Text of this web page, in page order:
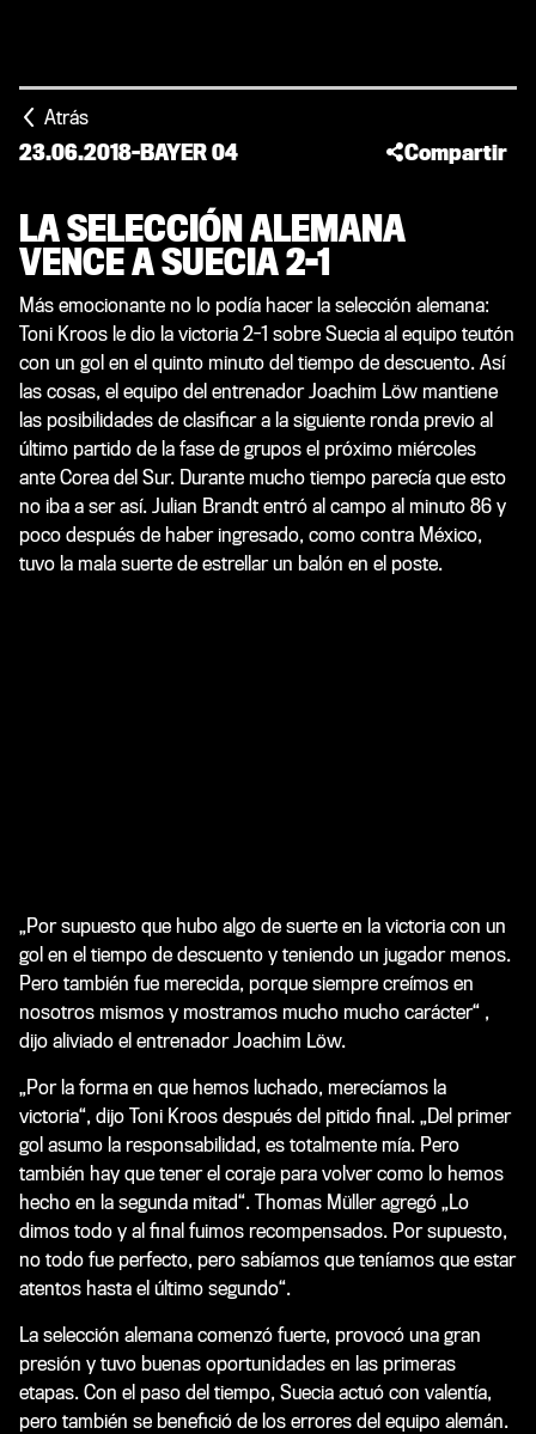
Atrás
23.06.2018-BAYER 04 Compartir
LA SELECCIÓN ALEMANA
VENCE A SUECIA 2-1
Más emocionante no lo podía hacer la selección alemana:
Toni Kroos le dio la victoria 2-1 sobre Suecia al equipo teutón
con un gol en el quinto minuto del tiempo de descuento. Así
las cosas, el equipo del entrenador Joachim Löw mantiene
las posibilidades de clasificar a la siguiente ronda previo al
último partido de la fase de grupos el próximo miércoles
ante Corea del Sur. Durante mucho tiempo parecía que esto
no iba a ser así. Julian Brandt entró al campo al minuto 86 y
poco después de haber ingresado, como contra México,
tuvo la mala suerte de estrellar un balón en el poste.
„Por supuesto que hubo algo de suerte en la victoria con un
gol en el tiempo de descuento y teniendo un jugador menos.
Pero también fue merecida, porque siempre creímos en
nosotros mismos y mostramos mucho mucho carácter“ ,
dijo aliviado el entrenador Joachim Löw.
„Por la forma en que hemos luchado, merecíamos la
victoria“, dijo Toni Kroos después del pitido final. „Del primer
gol asumo la responsabilidad, es totalmente mía. Pero
también hay que tener el coraje para volver como lo hemos
hecho en la segunda mitad“. Thomas Müller agregó „Lo
dimos todo y al final fuimos recompensados. Por supuesto,
no todo fue perfecto, pero sabíamos que teníamos que estar
atentos hasta el último segundo“.
La selección alemana comenzó fuerte, provocó una gran
presión y tuvo buenas oportunidades en las primeras
etapas. Con el paso del tiempo, Suecia actuó con valentía,
pero también se benefició de los errores del equipo alemán.